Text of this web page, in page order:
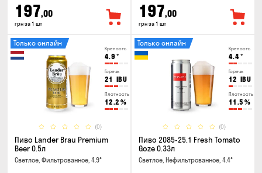
197,00
грн за 1 шт
197,00
грн за 1 шт
Крепость
4.9 °
Горечь
21 IBU
Плотность
12.2 %
(0)
Только онлайн
Пиво Lander Brau Premium
Beer 0.5л
Светлое, Фильтрованное, 4.9°
Крепость
4.4°
Горечь
12 IBU
Плотность
11.5 %
(0)
Только онлайн
Пиво 2085-25.1 Fresh Tomato
Goze 0.33л
Светлое, Нефильтрованное, 4.4°